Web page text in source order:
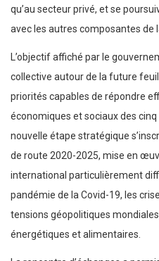
qu’au secteur privé, et se
avec les autres composantes de
L’objectif affiché par le
collective autour de la future
priorités capables de répondre
économiques et sociaux des
nouvelle étape stratégique
de route 2020-2025, mise en
international particulièrement
pandémie de la Covid-19, les
tensions géopolitiques
énergétiques et alimentaires.